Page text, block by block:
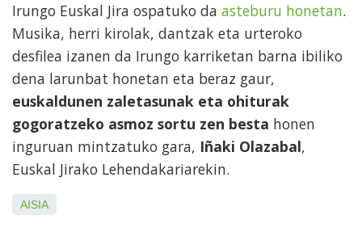
Irungo Euskal Jira ospatuko da asteburu honetan.
Musika, herri kirolak, dantzak eta urteroko
desfilea izanen da Irungo karriketan barna ibiliko
dena larunbat honetan eta beraz gaur,
euskaldunen zaletasunak eta ohiturak
gogoratzeko asmoz sortu zen besta honen
inguruan mintzatuko gara, Iñaki Olazabal,
Euskal Jirako Lehendakariarekin.
AISIA